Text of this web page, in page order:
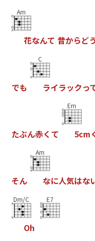
Am
花なんて 昔からどう
でも
C
ライラックっ
たぶん赤く て
Em
5cm
そん
Am
なに人気はな
Dm/C
Oh
E7